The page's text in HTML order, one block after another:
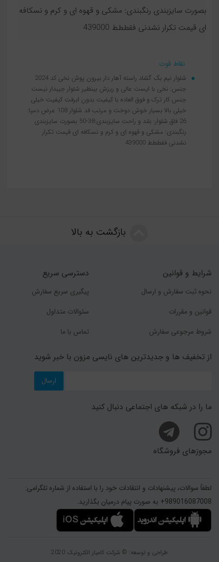
بصورت سایزبندی رنگبندی: مشکی و قهوه ای و کرم و نسکافه
ای قیمت تکرار نشدنی فقططط 439000
نقاط قوت
شلوار نیم بگ گشاد راسته آهار دار بیرون پوش نخی کد 2024
جنس: نخی با ایست عالی و ریزش بینظیر شلوار جیبدار نیست
جنس کار ترک و فوق العاده با کیفیت بدون ابرفت کیفیت خیلی
خیلی بالا بسیار خوش دوخت و مرتب قد شلوار 108 عرض دمپا:
26 فاق شلوار: بلند و راحت سایزبندی:38-50 بصورت سایزبندی
رنگبندی: مشکی و قهوه ای و کرم و نسکافه ای قیمت تکرار
نشدنی فقططط 439000
بازگشت به بالا
شرایط و قوانین
نحوه ثبت سفارش و ارسال
قوانین و مقررات
شروط مرجوعی سفارش
دسترسی سریع
پیگیری سریع سفارش
سئوالات متداول
تماس با ما
از تخفیف ها و جدیدترین های نایسی مزون با خبر شوید
ارسال
ما را در شبکه های اجتماعی دنبال کنید
مجوزهای فروشگاه
لطفاً سوالات، پیشنهادات و انتقادات خود را با استفاده از شماره تلگرامی:
989016087008+ به صورت پیام درمیان بگذارید.
طراحی و توسعه: © شرکت کامیار الکترونیک 2020